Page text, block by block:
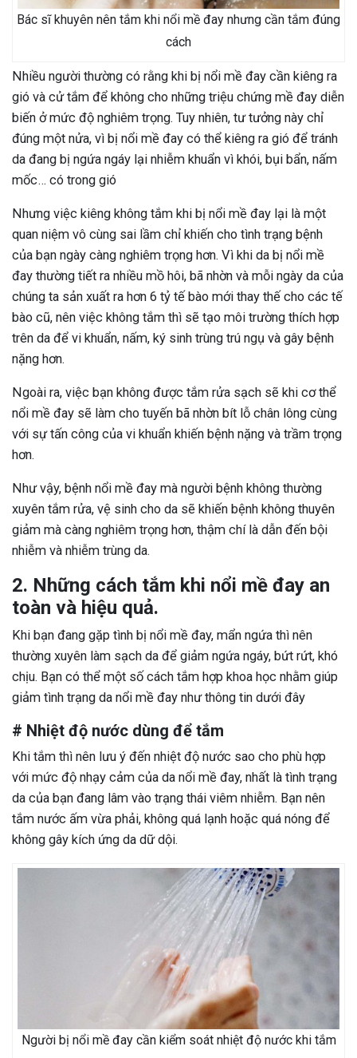
Bác sĩ khuyên nên tắm khi nổi mề đay nhưng cần tắm đúng
cách
Nhiều người thường có rằng khi bị nổi mề đay cần kiêng ra
gió và cử tắm để không cho những triệu chứng mề đay diễn
biến ở mức độ nghiêm trọng. Tuy nhiên, tư tưởng này chỉ
đúng một nửa, vì bị nổi mề đay có thể kiêng ra gió để tránh
da đang bị ngứa ngáy lại nhiễm khuẩn vì khói, bụi bẩn, nấm
mốc… có trong gió
Nhưng việc kiêng không tắm khi bị nổi mề đay lại là một
quan niệm vô cùng sai lầm chỉ khiến cho tình trạng bệnh
của bạn ngày càng nghiêm trọng hơn. Vì khi da bị nổi mề
đay thường tiết ra nhiều mồ hôi, bã nhờn và mỗi ngày da của
chúng ta sản xuất ra hơn 6 tỷ tế bào mới thay thế cho các tế
bào cũ, nên việc không tắm thì sẽ tạo môi trường thích hợp
trên da để vi khuẩn, nấm, ký sinh trùng trú ngụ và gây bệnh
nặng hơn.
Ngoài ra, việc bạn không được tắm rửa sạch sẽ khi cơ thể
nổi mề đay sẽ làm cho tuyến bã nhờn bít lỗ chân lông cùng
với sự tấn công của vi khuẩn khiến bệnh nặng và trầm trọng
hơn.
Như vậy, bệnh nổi mề đay mà người bệnh không thường
xuyên tắm rửa, vệ sinh cho da sẽ khiến bệnh không thuyên
giảm mà càng nghiêm trọng hơn, thậm chí là dẫn đến bội
nhiễm và nhiễm trùng da.
2. Những cách tắm khi nổi mề đay an
toàn và hiệu quả.
Khi bạn đang gặp tình bị nổi mề đay, mẩn ngứa thì nên
thường xuyên làm sạch da để giảm ngứa ngáy, bứt rứt, khó
chịu. Bạn có thể một số cách tắm hợp khoa học nhằm giúp
giảm tình trạng da nổi mề đay như thông tin dưới đây
# Nhiệt độ nước dùng để tắm
Khi tắm thì nên lưu ý đến nhiệt độ nước sao cho phù hợp
với mức độ nhạy cảm của da nổi mề đay, nhất là tình trạng
da của bạn đang lâm vào trạng thái viêm nhiễm. Bạn nên
tắm nước ấm vừa phải, không quá lạnh hoặc quá nóng để
không gây kích ứng da dữ dội.
Người bị nổi mề đay cần kiểm soát nhiệt độ nước khi tắm